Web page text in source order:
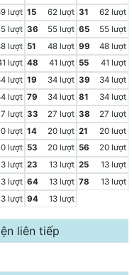
lượt 15 62 lượt 31
62 lượt
lượt 36 55 lượt 65
55 lượt
lượt 51 48 lượt 99
48 lượt
lượt 48 41 lượt 55
41 lượt
lượt 19 34 lượt 39
34 lượt
lượt 79 34 lượt 81
34 lượt
lượt 33 27 lượt 38
27 lượt
lượt 14 20 lượt 21
20 lượt
lượt 53 20 lượt 56
20 lượt
lượt 23 13 lượt 25
13 lượt
lượt 64 13 lượt 78
13 lượt
lượt 94 13 lượt
liên tiếp